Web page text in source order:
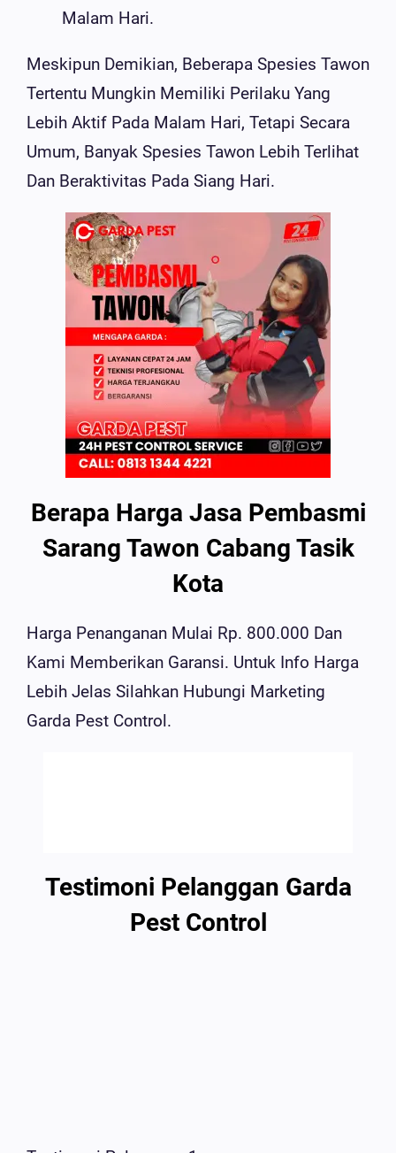
Malam Hari.
Meskipun Demikian, Beberapa Spesies Tawon
Tertentu Mungkin Memiliki Perilaku Yang
Lebih Aktif Pada Malam Hari, Tetapi Secara
Umum, Banyak Spesies Tawon Lebih Terlihat
Dan Beraktivitas Pada Siang Hari.
Berapa Harga Jasa Pembasmi
Sarang Tawon Cabang Tasik
Kota
Harga Penanganan Mulai Rp. 800.000 Dan
Kami Memberikan Garansi. Untuk Info Harga
Lebih Jelas Silahkan Hubungi Marketing
Garda Pest Control.
Testimoni Pelanggan Garda
Pest Control